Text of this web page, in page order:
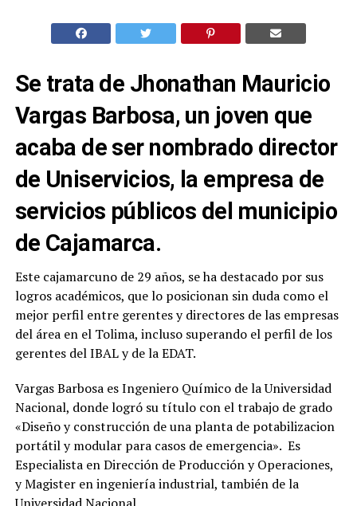
Se trata de Jhonathan Mauricio
Vargas Barbosa, un joven que
acaba de ser nombrado director
de Uniservicios, la empresa de
servicios públicos del municipio
de Cajamarca.
Este cajamarcuno de 29 años, se ha destacado por sus
logros académicos, que lo posicionan sin duda como el
mejor perfil entre gerentes y directores de las empresas
del área en el Tolima, incluso superando el perfil de los
gerentes del IBAL y de la EDAT.
Vargas Barbosa es Ingeniero Químico de la Universidad
Nacional, donde logró su título con el trabajo de grado
«Diseño y construcción de una planta de potabilizacion
portátil y modular para casos de emergencia». Es
Especialista en Dirección de Producción y Operaciones,
y Magister en ingeniería industrial, también de la